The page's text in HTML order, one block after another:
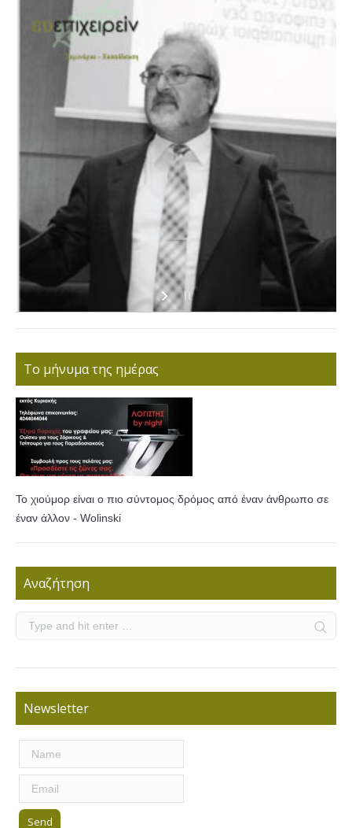
Το μήνυμα της ημέρας
Το χιούμορ είναι ο πιο σύντομος δρόμος από έναν άνθρωπο σε
έναν άλλον - Wolinski
Αναζήτηση
Newsletter